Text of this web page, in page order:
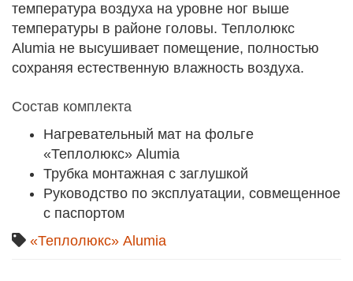
температура воздуха на уровне ног выше
температуры в районе головы. Теплолюкс
Alumia не высушивает помещение, полностью
сохраняя естественную влажность воздуха.
Состав комплекта
Нагревательный мат на фольге
«Теплолюкс» Alumia
Трубка монтажная с заглушкой
Руководство по эксплуатации, совмещенное
с паспортом
«Теплолюкс» Alumia